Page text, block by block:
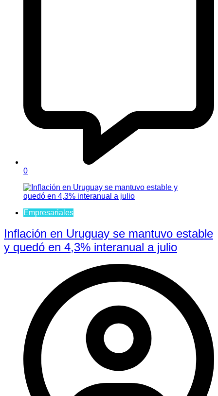
0
Empresariales
Inflación en Uruguay se mantuvo estable
y quedó en 4,3% interanual a julio